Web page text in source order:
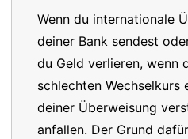
Wenn du internationale
deiner Bank sendest
du Geld verlieren, wenn
schlechten Wechselkurs
deiner Überweisung
anfallen. Der Grund